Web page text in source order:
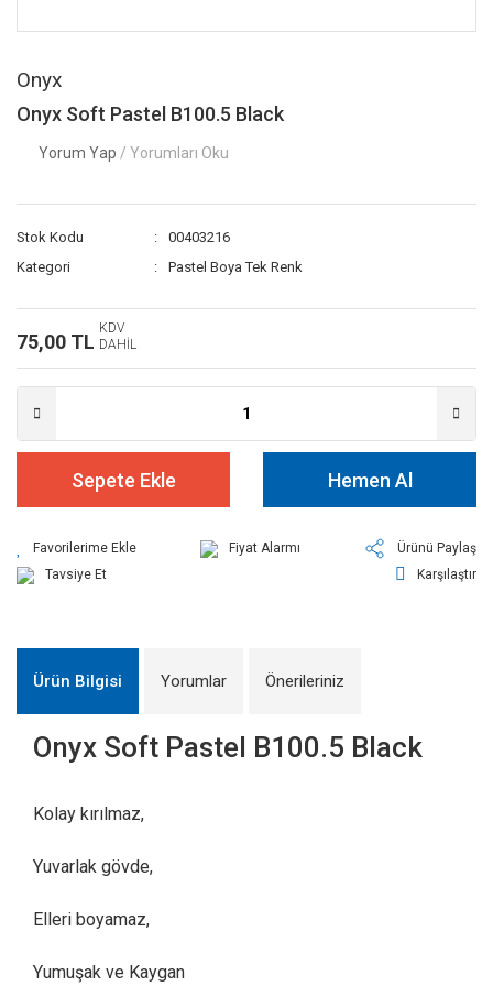
Onyx
Onyx Soft Pastel B100.5 Black
Yorum Yap / Yorumları Oku
Stok Kodu
00403216
Kategori
Pastel Boya Tek Renk
75,00 TL
KDV
DAHİL
Sepete Ekle Hemen Al
Fiyat Alarmı
Ürünü Paylaş
Tavsiye Et
Karşılaştır
Ürün Bilgisi Yorumlar Önerileriniz
Onyx Soft Pastel B100.5 Black
Kolay kırılmaz,
Yuvarlak gövde,
Elleri boyamaz,
Yumuşak ve Kaygan